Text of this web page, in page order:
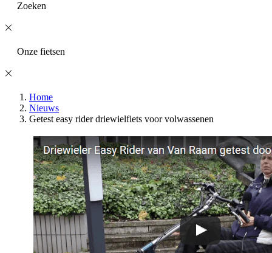
Zoeken
Onze fietsen
Home
Nieuws
Getest easy rider driewielfiets voor volwassenen